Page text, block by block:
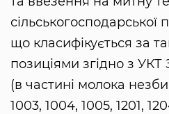
сільськогосподарської
що класифікується за
позиціями згідно з УКТ
(в частині молока
1003, 1004, 1005, 1201,